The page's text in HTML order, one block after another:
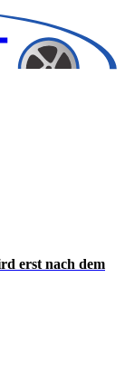
erst nach dem